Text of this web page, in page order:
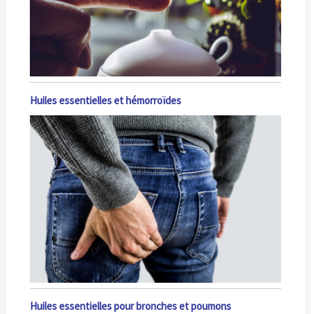
Huiles essentielles et hémorroïdes
Huiles essentielles pour bronches et poumons